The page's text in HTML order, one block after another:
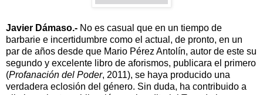
Javier Dámaso.- No es casual que en un tiempo de
barbarie e incertidumbre como el actual, de pronto, en un
par de años desde que Mario Pérez Antolín, autor de este su
segundo y excelente libro de aforismos, publicara el primero
(Profanación del Poder, 2011), se haya producido una
verdadera eclosión del género. Sin duda, ha contribuido a